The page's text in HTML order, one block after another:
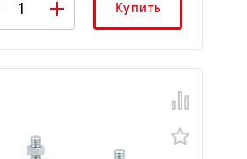
Купить